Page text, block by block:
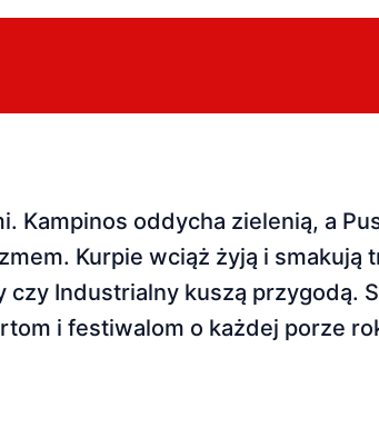
oddycha zielenią, a
Kurpie wciąż żyją i
Industrialny kuszą przygodą.
i festiwalom o każdej porze